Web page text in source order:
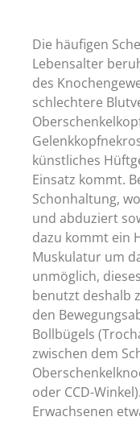
Die häufigen
Lebensalter
des
schlechtere
künstliches
Einsatz kommt.
Schonhaltung,
und abduziert
dazu kommt ein
Muskulatur um
unmöglich,
benutzt deshalb
den
Bollbügels
zwischen dem
oder CCD-
Erwachsenen